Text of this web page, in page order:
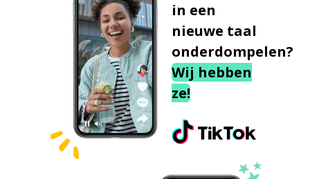
in een
nieuwe taal
onderdompelen?
Wij hebben
ze!